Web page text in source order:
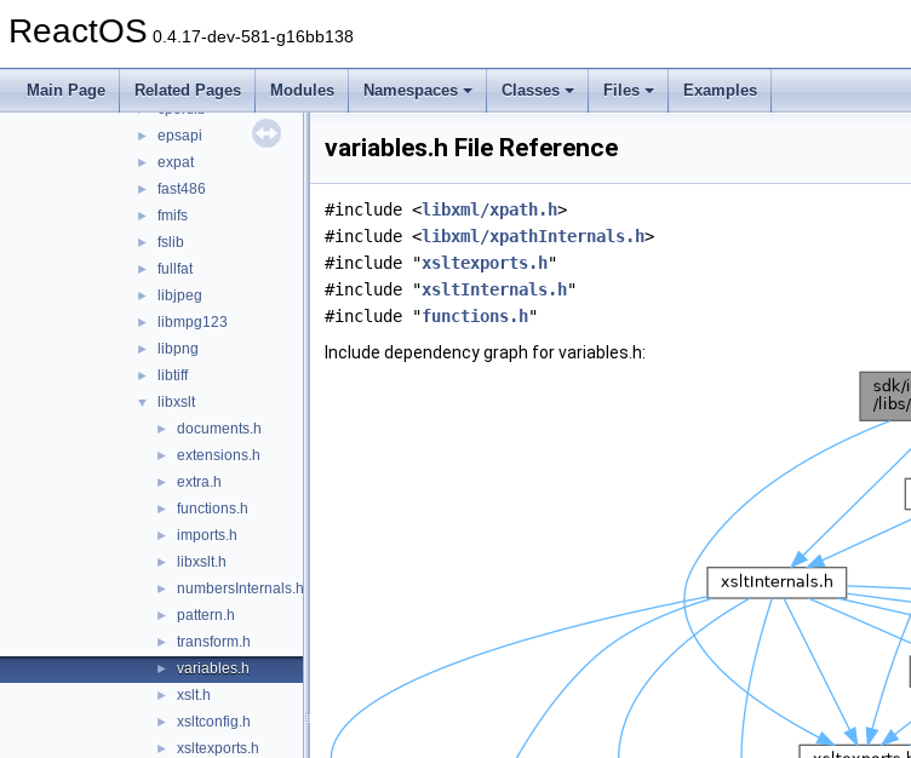
ReactOS 0.4.17-dev-581-g16bb138
Main Page Related Pages Modules Namespaces Classes Files Examples
► kjk
► audiosrv
► cportlib
► epsapi
► expat
► fast486
► fmifs
► fslib
► fullfat
► libjpeg
► libmpg123
► libpng
► libtiff
▼ libxslt
► documents.h
► extensions.h
► extra.h
► functions.h
► imports.h
► libxslt.h
► numbersInternals.h
► pattern.h
► transform.h
► variables.h
► xslt.h
► xsltconfig.h
► xsltexports.h
variables.h File Reference
#include <libxml/xpath.h>
#include <libxml/xpathInternals.h>
#include "xsltexports.h"
#include "xsltInternals.h"
#include "functions.h"
Include dependency graph for variables.h: